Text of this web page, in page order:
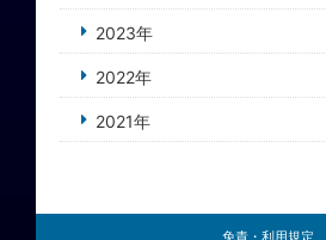
2023年
2022年
2021年
免責・利用規定